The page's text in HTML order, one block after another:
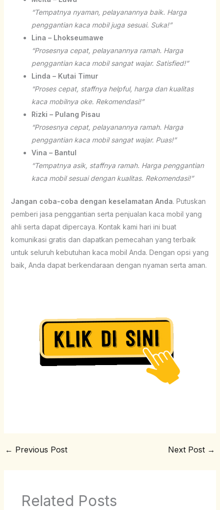
“Tempatnya nyaman, pelayanannya baik. Harga
penggantian kaca mobil juga sesuai. Suka!”
Lina – Lhokseumawe
“Prosesnya cepat, pelayanannya ramah. Harga
penggantian kaca mobil sangat wajar. Satisfied!”
Linda – Kutai Timur
“Proses cepat, staffnya helpful, harga dan kualitas
kaca mobilnya oke. Rekomendasi!”
Rizki – Pulang Pisau
“Prosesnya cepat, pelayanannya ramah. Harga
penggantian kaca mobil sangat wajar. Puas!”
Vina – Bantul
“Tempatnya asik, staffnya ramah. Harga penggantian
kaca mobil sesuai dengan kualitas. Rekomendasi!”
Jangan coba-coba dengan keselamatan Anda. Putuskan
pemberi jasa penggantian serta penjualan kaca mobil yang
ahli serta dapat dipercaya. Kontak kami hari ini buat
komunikasi gratis dan dapatkan pemecahan yang terbaik
untuk seluruh kebutuhan kaca mobil Anda. Dengan opsi yang
baik, Anda dapat berkendaraan dengan nyaman serta aman.
← Previous Post Next Post →
Related Posts